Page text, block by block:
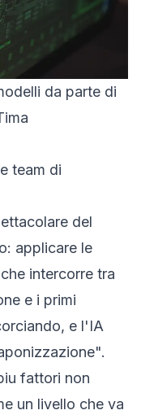
da parte di
team di
del
applicare le
intercorre tra
e i primi
e l'IA
fattori non
un livello che va